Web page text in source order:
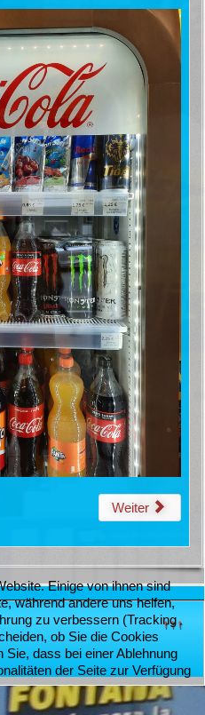
Weiter
↑↑↑
Einige von ihnen sind
während andere uns helfen,
zu verbessern (Tracking
ob Sie die Cookies
dass bei einer Ablehnung
der Seite zur Verfügung